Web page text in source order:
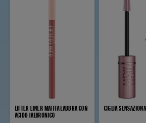
LIFTER LINER MATITA LABBRA CON
ACIDO IALURONICO
CIGLIA